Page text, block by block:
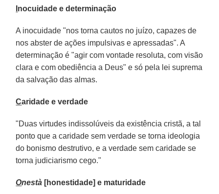
nocuidade e determinação
A inocuidade "nos torna cautos no juízo, capazes de
nos abster de ações impulsivas e apressadas". A
determinação é "agir com vontade resoluta, com visão
clara e com obediência a Deus" e só pela lei suprema
da salvação das almas.
Caridade e verdade
"Duas virtudes indissolúveis da existência cristã, a tal
ponto que a caridade sem verdade se torna ideologia
do bonismo destrutivo, e a verdade sem caridade se
torna judiciarismo cego."
Onestà [honestidade] e maturidade